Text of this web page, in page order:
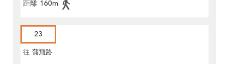
距離 160m
23
往 蒲飛路